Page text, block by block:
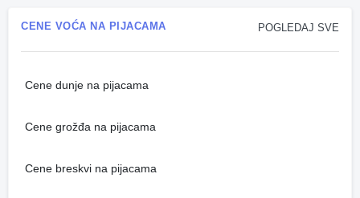
POGLEDAJ SVE
CENE VOĆA NA PIJACAMA
Cene dunje na pijacama
Cene grožđa na pijacama
Cene breskvi na pijacama